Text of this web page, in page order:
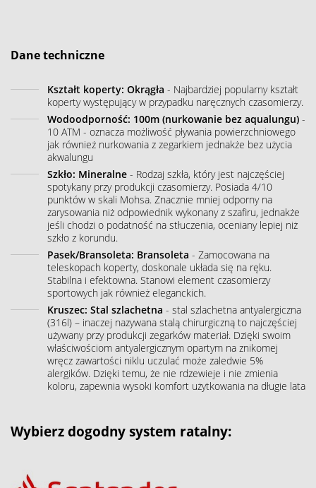
Dane techniczne
Kształt koperty: Okrągła - Najbardziej popularny kształt
koperty występujący w przypadku naręcznych czasomierzy.
Wodoodporność: 100m (nurkowanie bez aqualungu) -
10 ATM - oznacza możliwość pływania powierzchniowego
jak również nurkowania z zegarkiem jednakże bez użycia
akwalungu
Szkło: Mineralne - Rodzaj szkła, który jest najczęściej
spotykany przy produkcji czasomierzy. Posiada 4/10
punktów w skali Mohsa. Znacznie mniej odporny na
zarysowania niż odpowiednik wykonany z szafiru, jednakże
jeśli chodzi o podatność na stłuczenia, oceniany lepiej niż
szkło z korundu.
Pasek/Bransoleta: Bransoleta - Zamocowana na
teleskopach koperty, doskonale układa się na ręku.
Stabilna i efektowna. Stanowi element czasomierzy
sportowych jak również eleganckich.
Kruszec: Stal szlachetna - stal szlachetna antyalergiczna
(316l) – inaczej nazywana stalą chirurgiczną to najczęściej
używany przy produkcji zegarków materiał. Dzięki swoim
właściwościom antyalergicznym opartym na znikomej
wręcz zawartości niklu uczulać może zaledwie 5%
alergików. Dzięki temu, że nie rdzewieje i nie zmienia
koloru, zapewnia wysoki komfort użytkowania na długie lata
Wybierz dogodny system ratalny: